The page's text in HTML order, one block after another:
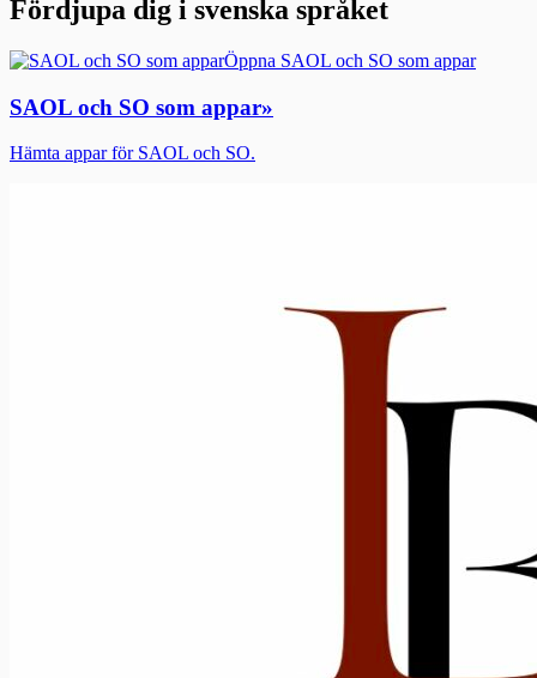
Fördjupa dig i svenska språket
Öppna SAOL och SO som appar
SAOL och SO som appar»
Hämta appar för SAOL och SO.